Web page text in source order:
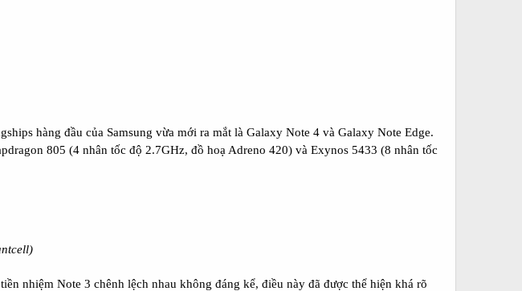
hàng đầu của Samsung vừa mới ra mắt là Galaxy Note 4 và Galaxy Note Edge.
805 (4 nhân tốc độ 2.7GHz, đồ hoạ Adreno 420) và Exynos 5433 (8 nhân tốc
nhiệm Note 3 chênh lệch nhau không đáng kể, điều này đã được thể hiện khá rõ